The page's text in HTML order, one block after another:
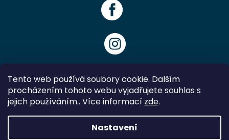
Tento web používá soubory cookie. Dalším
procházením tohoto webu vyjadřujete souhlas s
jejich používáním.. Více informací zde.
Nastavení
Vytvořil Shoptet